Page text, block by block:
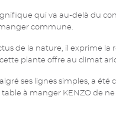
qui va au-delà du
commune.
de la nature, il exprime la
plante offre au climat
ses lignes simples, a été
à manger KENZO de ne